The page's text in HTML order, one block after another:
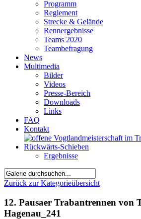
Programm
Reglement
Strecke & Gelände
Rennergebnisse
Teams 2020
Teambefragung
News
Multimedia
Bilder
Videos
Presse-Bereich
Downloads
Links
FAQ
Kontakt
Ergebnisse
Zurück zur Kategorieübersicht
12. Pausaer Trabantrennen von
Hagenau_241